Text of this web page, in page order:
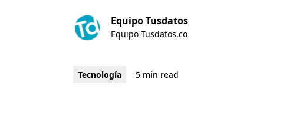
Equipo Tusdatos
Equipo Tusdatos.co
Tecnología 5 min read